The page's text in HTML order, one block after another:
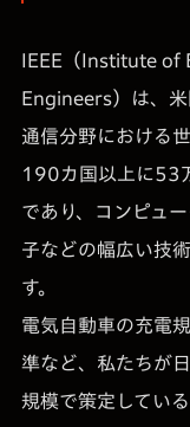
IEEE（Institute
Engineers）は、米
通信分野における
190カ国以上に53
であり、コンピュ
子などの幅広い技
す。
電気自動車の充電
準など、私たちが
規模で策定してい